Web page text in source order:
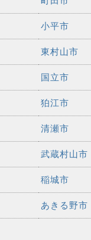
小平市
東村山市
国立市
狛江市
清瀬市
武蔵村山市
稲城市
あきる野市